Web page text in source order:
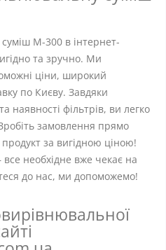
М-300 в інтернет-
та зручно. Ми
ціни, широкий
по Києву. Завдяки
наявності фільтрів, ви легко
замовлення прямо
за вигідною ціною!
необхідне вже чекає на
до нас, ми допоможемо!